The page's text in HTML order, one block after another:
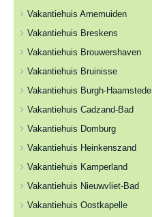
Vakantiehuis Arnemuiden
Vakantiehuis Breskens
Vakantiehuis Brouwershaven
Vakantiehuis Bruinisse
Vakantiehuis Burgh-Haamstede
Vakantiehuis Cadzand-Bad
Vakantiehuis Domburg
Vakantiehuis Heinkenszand
Vakantiehuis Kamperland
Vakantiehuis Nieuwvliet-Bad
Vakantiehuis Oostkapelle